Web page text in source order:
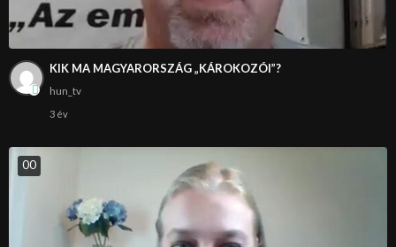
KIK MA MAGYARORSZÁG „KÁROKOZÓI”?
hun_tv
3 év
00